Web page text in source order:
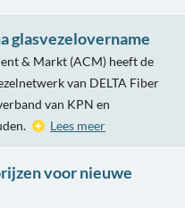
glasvezelovername
& Markt (ACM) heeft de
van DELTA Fiber
van KPN en
Lees meer
voor nieuwe